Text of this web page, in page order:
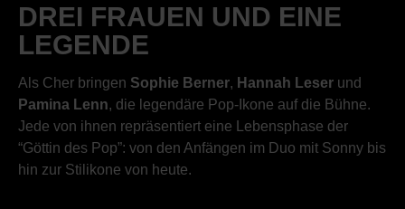
DREI FRAUEN UND EINE
LEGENDE
Als Cher bringen Sophie Berner, Hannah Leser und
Pamina Lenn, die legendäre Pop-Ikone auf die Bühne.
Jede von ihnen repräsentiert eine Lebensphase der
“Göttin des Pop”: von den Anfängen im Duo mit Sonny bis
hin zur Stilikone von heute.